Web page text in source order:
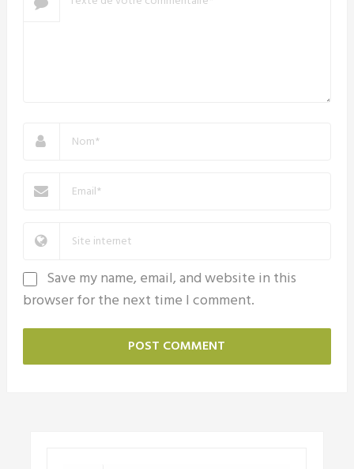
Save my name, email, and website in this
browser for the next time I comment.